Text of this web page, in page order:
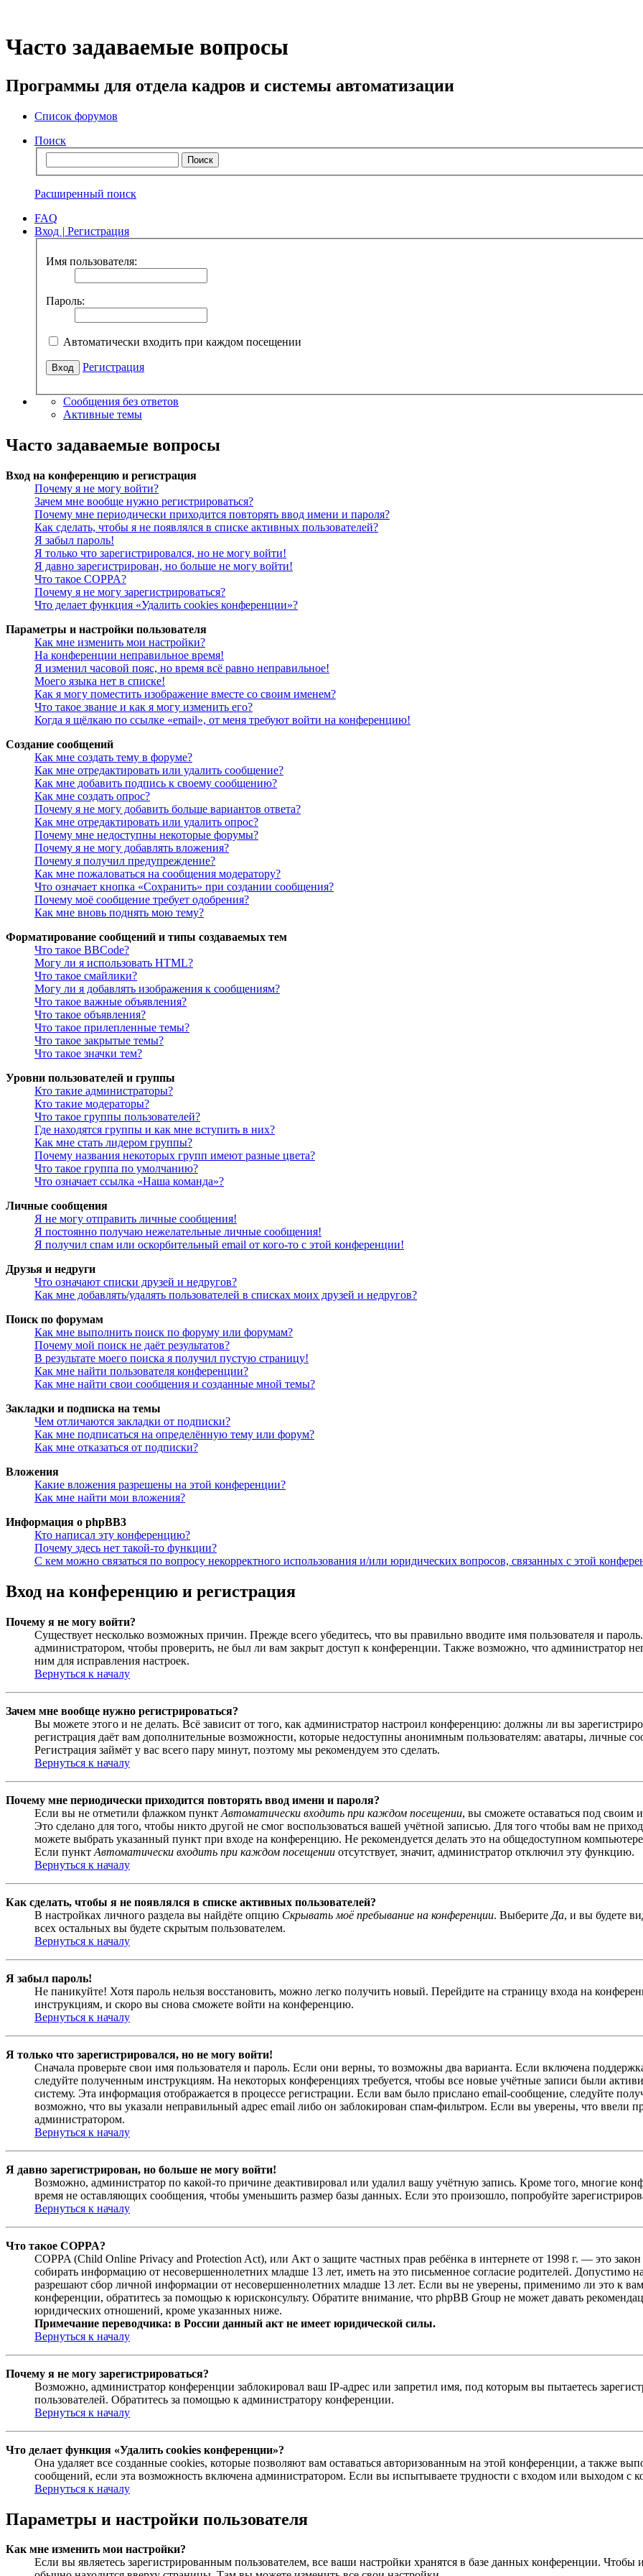
Часто задаваемые вопросы
Программы для отдела кадров и системы автоматизации
Список форумов
Поиск
Расширенный поиск
FAQ
Вход | Регистрация
Имя пользователя:
Пароль:
Автоматически входить при каждом посещении
Регистрация
Сообщения без ответов
Активные темы
Часто задаваемые вопросы
Вход на конференцию и регистрация
Почему я не могу войти?
Зачем мне вообще нужно регистрироваться?
Почему мне периодически приходится повторять ввод имени и пароля?
Как сделать, чтобы я не появлялся в списке активных пользователей?
Я забыл пароль!
Я только что зарегистрировался, но не могу войти!
Я давно зарегистрирован, но больше не могу войти!
Что такое COPPA?
Почему я не могу зарегистрироваться?
Что делает функция «Удалить cookies конференции»?
Параметры и настройки пользователя
Как мне изменить мои настройки?
На конференции неправильное время!
Я изменил часовой пояс, но время всё равно неправильное!
Моего языка нет в списке!
Как я могу поместить изображение вместе со своим именем?
Что такое звание и как я могу изменить его?
Когда я щёлкаю по ссылке «email», от меня требуют войти на конференцию!
Создание сообщений
Как мне создать тему в форуме?
Как мне отредактировать или удалить сообщение?
Как мне добавить подпись к своему сообщению?
Как мне создать опрос?
Почему я не могу добавить больше вариантов ответа?
Как мне отредактировать или удалить опрос?
Почему мне недоступны некоторые форумы?
Почему я не могу добавлять вложения?
Почему я получил предупреждение?
Как мне пожаловаться на сообщения модератору?
Что означает кнопка «Сохранить» при создании сообщения?
Почему моё сообщение требует одобрения?
Как мне вновь поднять мою тему?
Форматирование сообщений и типы создаваемых тем
Что такое BBCode?
Могу ли я использовать HTML?
Что такое смайлики?
Могу ли я добавлять изображения к сообщениям?
Что такое важные объявления?
Что такое объявления?
Что такое прилепленные темы?
Что такое закрытые темы?
Что такое значки тем?
Уровни пользователей и группы
Кто такие администраторы?
Кто такие модераторы?
Что такое группы пользователей?
Где находятся группы и как мне вступить в них?
Как мне стать лидером группы?
Почему названия некоторых групп имеют разные цвета?
Что такое группа по умолчанию?
Что означает ссылка «Наша команда»?
Личные сообщения
Я не могу отправить личные сообщения!
Я постоянно получаю нежелательные личные сообщения!
Я получил спам или оскорбительный email от кого-то с этой конференции!
Друзья и недруги
Что означают списки друзей и недругов?
Как мне добавлять/удалять пользователей в списках моих друзей и недругов?
Поиск по форумам
Как мне выполнить поиск по форуму или форумам?
Почему мой поиск не даёт результатов?
В результате моего поиска я получил пустую страницу!
Как мне найти пользователя конференции?
Как мне найти свои сообщения и созданные мной темы?
Закладки и подписка на темы
Чем отличаются закладки от подписки?
Как мне подписаться на определённую тему или форум?
Как мне отказаться от подписки?
Вложения
Какие вложения разрешены на этой конференции?
Как мне найти мои вложения?
Информация о phpBB3
Кто написал эту конференцию?
Почему здесь нет такой-то функции?
С кем можно связаться по вопросу некорректного использования и/или юридических вопросов, связанных с этой
Вход на конференцию и регистрация
Почему я не могу войти?
Существует несколько возможных причин. Прежде всего убедитесь, что вы правильно вводите имя пользователя и
администратором, чтобы проверить, не был ли вам закрыт доступ к конференции. Также возможно, что администратор
ним для исправления настроек.
Вернуться к началу
Зачем мне вообще нужно регистрироваться?
Вы можете этого и не делать. Всё зависит от того, как администратор настроил конференцию: должны ли вы
регистрация даёт вам дополнительные возможности, которые недоступны анонимным пользователям: аватары, личные
Регистрация займёт у вас всего пару минут, поэтому мы рекомендуем это сделать.
Вернуться к началу
Почему мне периодически приходится повторять ввод имени и пароля?
Если вы не отметили флажком пункт Автоматически входить при каждом посещении, вы сможете оставаться под своим
Это сделано для того, чтобы никто другой не смог воспользоваться вашей учётной записью. Для того чтобы вам не
можете выбрать указанный пункт при входе на конференцию. Не рекомендуется делать это на общедоступном
Если пункт Автоматически входить при каждом посещении отсутствует, значит, администратор отключил эту функцию.
Вернуться к началу
Как сделать, чтобы я не появлялся в списке активных пользователей?
В настройках личного раздела вы найдёте опцию Скрывать моё пребывание на конференции. Выберите Да, и вы будете
всех остальных вы будете скрытым пользователем.
Вернуться к началу
Я забыл пароль!
Не паникуйте! Хотя пароль нельзя восстановить, можно легко получить новый. Перейдите на страницу входа на
инструкциям, и скоро вы снова сможете войти на конференцию.
Вернуться к началу
Я только что зарегистрировался, но не могу войти!
Сначала проверьте свои имя пользователя и пароль. Если они верны, то возможны два варианта. Если включена
следуйте полученным инструкциям. На некоторых конференциях требуется, чтобы все новые учётные записи были
систему. Эта информация отображается в процессе регистрации. Если вам было прислано email-сообщение, следуйте
возможно, что вы указали неправильный адрес email либо он заблокирован спам-фильтром. Если вы уверены, что ввели
администратором.
Вернуться к началу
Я давно зарегистрирован, но больше не могу войти!
Возможно, администратор по какой-то причине деактивировал или удалил вашу учётную запись. Кроме того, многие
время не оставляющих сообщения, чтобы уменьшить размер базы данных. Если это произошло, попробуйте
Вернуться к началу
Что такое COPPA?
COPPA (Child Online Privacy and Protection Act), или Акт о защите частных прав ребёнка в интернете от 1998 г. — это
собирать информацию от несовершеннолетних младше 13 лет, иметь на это письменное согласие родителей. Допустимо
разрешают сбор личной информации от несовершеннолетних младше 13 лет. Если вы не уверены, применимо ли это к
конференции, обратитесь за помощью к юрисконсульту. Обратите внимание, что phpBB Group не может давать
юридических отношений, кроме указанных ниже.
Примечание переводчика: в России данный акт не имеет юридической силы.
Вернуться к началу
Почему я не могу зарегистрироваться?
Возможно, администратор конференции заблокировал ваш IP-адрес или запретил имя, под которым вы пытаетесь
пользователей. Обратитесь за помощью к администратору конференции.
Вернуться к началу
Что делает функция «Удалить cookies конференции»?
Она удаляет все созданные cookies, которые позволяют вам оставаться авторизованным на этой конференции, а также
сообщений, если эта возможность включена администратором. Если вы испытываете трудности с входом или выходом с
Вернуться к началу
Параметры и настройки пользователя
Как мне изменить мои настройки?
Если вы являетесь зарегистрированным пользователем, все ваши настройки хранятся в базе данных конференции. Чтобы